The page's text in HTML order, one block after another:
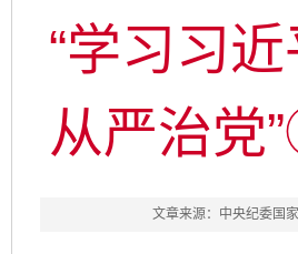
“学习习
从严治党
文章来源：中央纪委国